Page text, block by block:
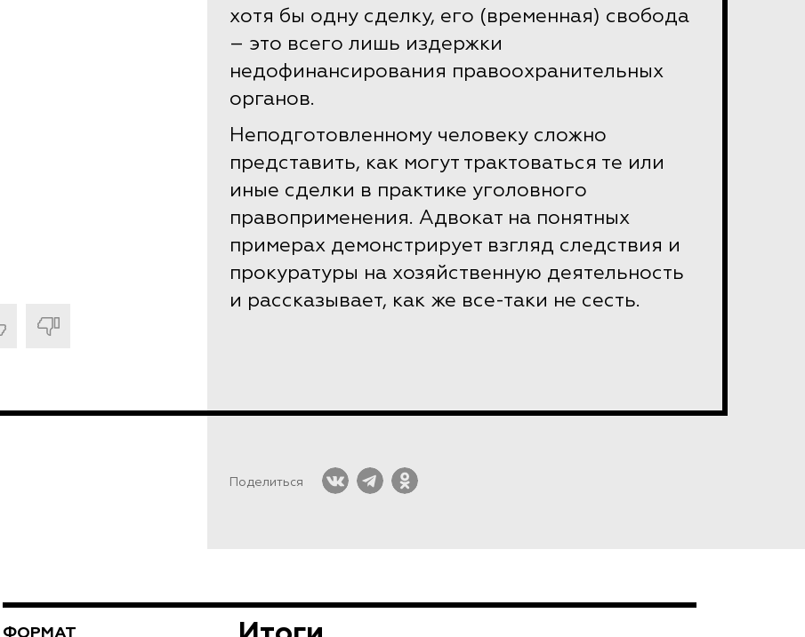
хотя бы одну сделку, его (временная) свобода
– это всего лишь издержки
недофинансирования правоохранительных
органов.
Неподготовленному человеку сложно
представить, как могут трактоваться те или
иные сделки в практике уголовного
правоприменения. Адвокат на понятных
примерах демонстрирует взгляд следствия и
прокуратуры на хозяйственную деятельность
и рассказывает, как же все-таки не сесть.
Поделиться
ФОРМАТ